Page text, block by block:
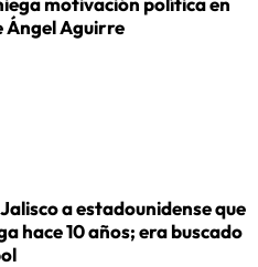
Ángel Aguirre
a estadounidense que
hace 10 años; era buscado